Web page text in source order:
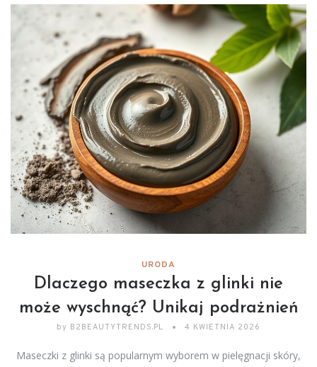
URODA
Dlaczego maseczka z glinki nie
może wyschnąć? Unikaj podrażnień
by B2BEAUTYTRENDS.PL 4 KWIETNIA 2026
Maseczki z glinki są popularnym wyborem w pielęgnacji skóry,